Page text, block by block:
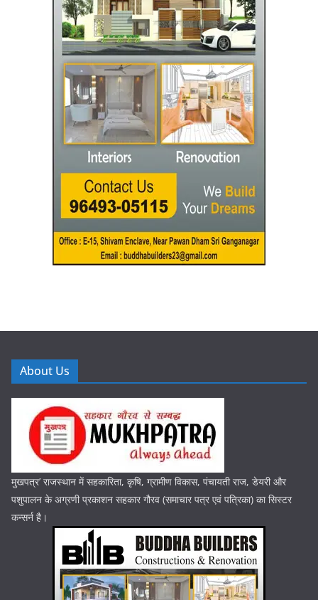
About Us
मुखपत्र’ राजस्थान में सहकारिता, कृषि, ग्रामीण विकास, पंचायती राज, डेयरी और
पशुपालन के अग्रणी प्रकाशन सहकार गौरव (समाचार पत्र एवं पत्रिका) का सिस्टर
कन्सर्न है।